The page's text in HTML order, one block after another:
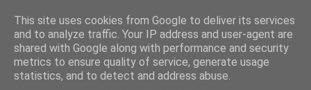
This site uses cookies from Google to deliver its services
and to analyze traffic. Your IP address and user-agent are
shared with Google along with performance and security
metrics to ensure quality of service, generate usage
statistics, and to detect and address abuse.